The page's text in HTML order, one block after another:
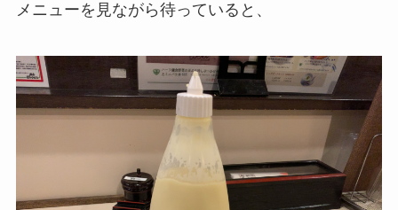
メニューを見ながら待っていると、